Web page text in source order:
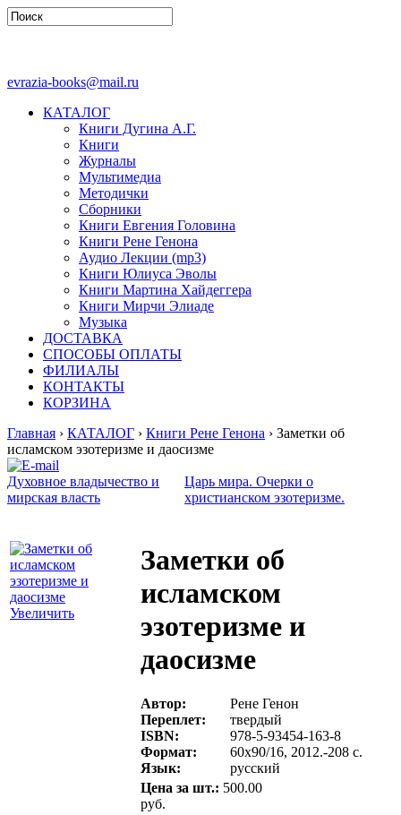
evrazia-books@mail.ru
КАТАЛОГ
Книги Дугина А.Г.
Книги
Журналы
Мультимедиа
Методички
Сборники
Книги Евгения Головина
Книги Рене Генона
Аудио Лекции (mp3)
Книги Юлиуса Эволы
Книги Мартина Хайдеггера
Книги Мирчи Элиаде
Музыка
ДОСТАВКА
СПОСОБЫ ОПЛАТЫ
ФИЛИАЛЫ
КОНТАКТЫ
КОРЗИНА
Главная › КАТАЛОГ › Книги Рене Генона › Заметки об
исламском эзотеризме и даосизме
Духовное владычество и
мирская власть
Царь мира. Очерки о
христианском эзотеризме.
Увеличить
Заметки об
исламском
эзотеризме и
даосизме
Автор:
Рене Генон
Переплет:
твердый
ISBN:
978-5-93454-163-8
Формат:
60х90/16, 2012.-208 с.
Язык:
русский
Цена за шт.: 500.00
руб.